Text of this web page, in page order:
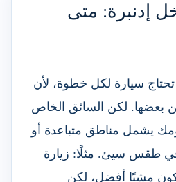
إدنبرة: متى
تحتاج سيارة لكل خطوة، لأن
بعضها. لكن السائق الخاص
يشمل مناطق متباعدة أو
في طقس سيئ. مثلًا: زيارة
مشيًا أفضل، لكن